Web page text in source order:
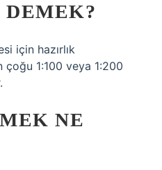
DEMEK?
için hazırlık
çoğu 1:100 veya 1:200
NE